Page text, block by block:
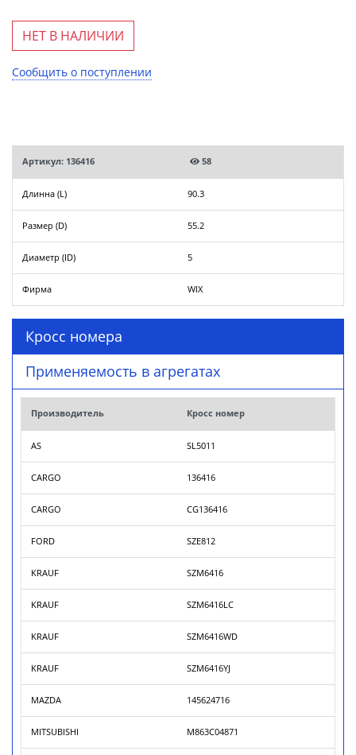
НЕТ В НАЛИЧИИ
Сообщить о поступлении
Артикул: 136416 58
Длинна (L) 90.3
Размер (D) 55.2
Диаметр (ID) 5
Фирма WIX
Кросс номера
Применяемость в агрегатах
Производитель Кросс номер
AS SL5011
CARGO 136416
CARGO CG136416
FORD SZE812
KRAUF SZM6416
KRAUF SZM6416LC
KRAUF SZM6416WD
KRAUF SZM6416YJ
MAZDA 145624716
MITSUBISHI M863C04871